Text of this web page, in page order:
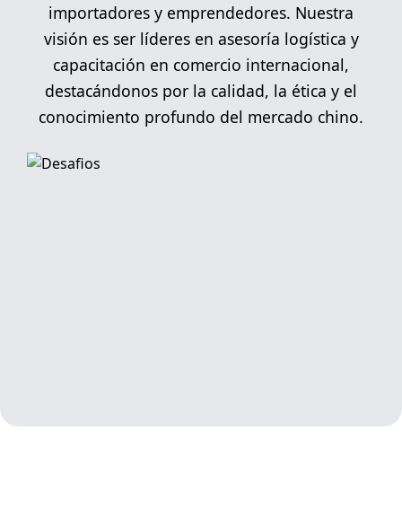
importadores y emprendedores. Nuestra
visión es ser líderes en asesoría logística y
capacitación en comercio internacional,
destacándonos por la calidad, la ética y el
conocimiento profundo del mercado chino.